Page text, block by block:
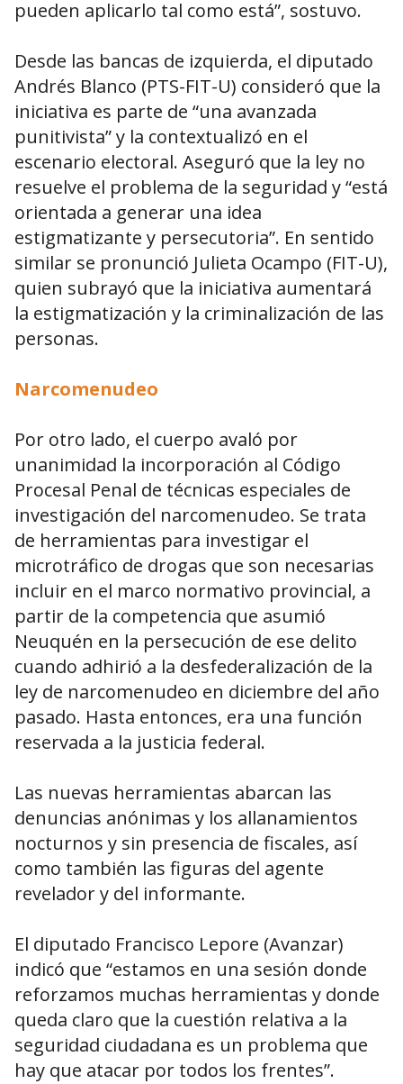
pueden aplicarlo tal como está”, sostuvo.
Desde las bancas de izquierda, el diputado
Andrés Blanco (PTS-FIT-U) consideró que la
iniciativa es parte de “una avanzada
punitivista” y la contextualizó en el
escenario electoral. Aseguró que la ley no
resuelve el problema de la seguridad y “está
orientada a generar una idea
estigmatizante y persecutoria”. En sentido
similar se pronunció Julieta Ocampo (FIT-U),
quien subrayó que la iniciativa aumentará
la estigmatización y la criminalización de las
personas.
Narcomenudeo
Por otro lado, el cuerpo avaló por
unanimidad la incorporación al Código
Procesal Penal de técnicas especiales de
investigación del narcomenudeo. Se trata
de herramientas para investigar el
microtráfico de drogas que son necesarias
incluir en el marco normativo provincial, a
partir de la competencia que asumió
Neuquén en la persecución de ese delito
cuando adhirió a la desfederalización de la
ley de narcomenudeo en diciembre del año
pasado. Hasta entonces, era una función
reservada a la justicia federal.
Las nuevas herramientas abarcan las
denuncias anónimas y los allanamientos
nocturnos y sin presencia de fiscales, así
como también las figuras del agente
revelador y del informante.
El diputado Francisco Lepore (Avanzar)
indicó que “estamos en una sesión donde
reforzamos muchas herramientas y donde
queda claro que la cuestión relativa a la
seguridad ciudadana es un problema que
hay que atacar por todos los frentes”.